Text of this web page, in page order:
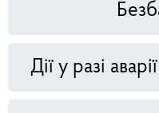
Дії у разі